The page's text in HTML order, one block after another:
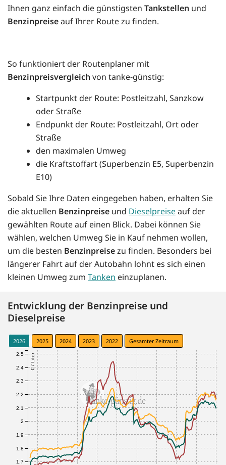
Ihnen ganz einfach die günstigsten Tankstellen und
Benzinpreiseauf Ihrer Route zu finden.
So funktioniert der Routenplaner mit
Benzinpreisvergleich von tanke-günstig:
Startpunkt der Route: Postleitzahl, Sanzkow
oder Straße
Endpunkt der Route: Postleitzahl, Ort oder
Straße
den maximalen Umweg
die Kraftstoffart (Superbenzin E5, Superbenzin
E10)
Sobald Sie Ihre Daten eingegeben haben, erhalten Sie
die aktuellen Benzinpreise und Dieselpreiseauf der
gewählten Route auf einen Blick. Dabei können Sie
wählen, welchen Umweg Sie in Kauf nehmen wollen,
um die besten Benzinpreisezu finden. Besonders bei
längerer Fahrt auf der Autobahn lohnt es sich einen
kleinen Umweg zum Tanken einzuplanen.
Entwicklung der Benzinpreise und
Dieselpreise
2026 2025 2024 2023 2022 Gesamter Zeitraum
€ / Liter
1.7
1.8
1.9
2
2.1
2.2
2.3
2.4
2.5